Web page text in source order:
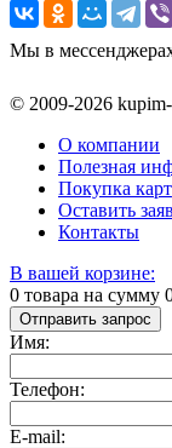
Мы в
© 2009-2026
О компании
Полезная
Покупка
Оставить
Контакты
В вашей корзине:
0 товара на сумму
Отправить запрос
Имя:
Телефон:
E-mail: